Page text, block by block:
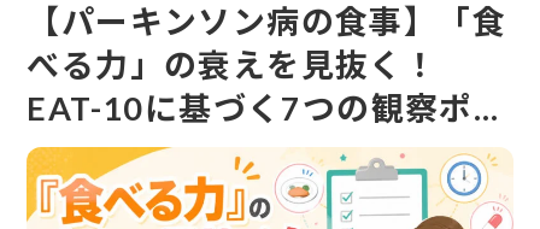
【パーキンソン病の食事】「食
べる力」の衰えを見抜く！
EAT-10に基づく7つの観察ポイ
ント